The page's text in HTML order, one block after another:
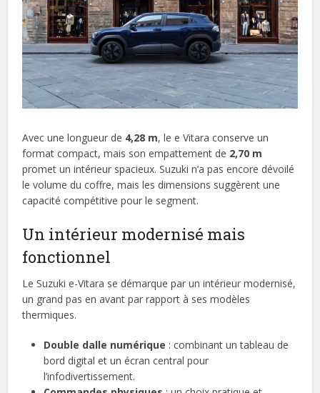
Avec une longueur de 4,28 m, le e Vitara conserve un
format compact, mais son empattement de 2,70 m
promet un intérieur spacieux. Suzuki n’a pas encore dévoilé
le volume du coffre, mais les dimensions suggèrent une
capacité compétitive pour le segment.
Un intérieur modernisé mais
fonctionnel
Le Suzuki e-Vitara se démarque par un intérieur modernisé,
un grand pas en avant par rapport à ses modèles
thermiques.
Double dalle numérique : combinant un tableau de
bord digital et un écran central pour
l’infodivertissement.